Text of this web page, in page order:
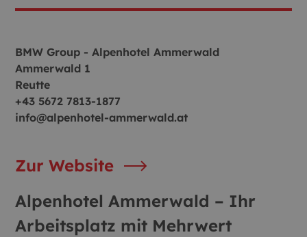
BMW Group - Alpenhotel Ammerwald
Ammerwald 1
Reutte
+43 5672 7813-1877
info@alpenhotel-ammerwald.at
Zur Website
Alpenhotel Ammerwald – Ihr
Arbeitsplatz mit Mehrwert